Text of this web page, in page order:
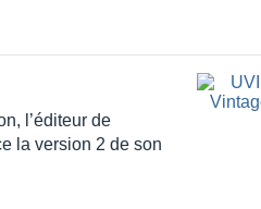
l’éditeur de
la version 2 de son